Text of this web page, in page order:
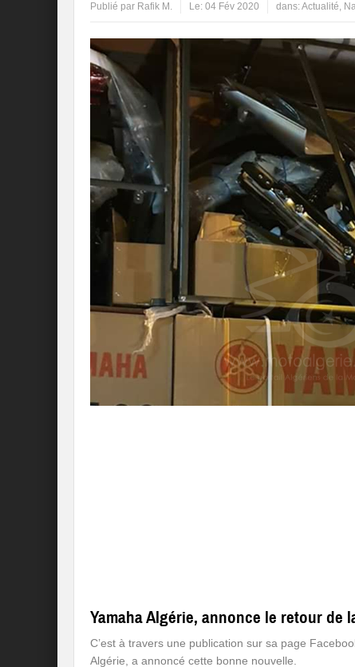
Publié par Rafik M. Le: 04 Fév 2020 dans:Actualité,
Yamaha Algérie, annonce le retour de
C’est à travers une publication sur sa page
Algérie, a annoncé cette bonne nouvelle.